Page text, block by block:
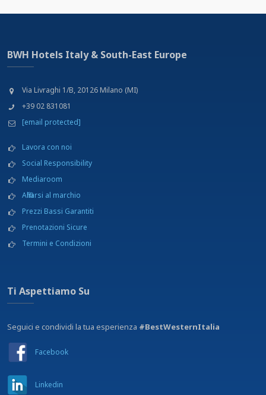
BWH Hotels Italy & South-East Europe
Via Livraghi 1/B, 20126 Milano (MI)
+39 02 831081
[email protected]
Lavora con noi
Social Responsibility
Mediaroom
Affiliarsi al marchio
Prezzi Bassi Garantiti
Prenotazioni Sicure
Termini e Condizioni
Ti Aspettiamo Su
Seguici e condividi la tua esperienza #BestWesternItalia
Facebook
Linkedin